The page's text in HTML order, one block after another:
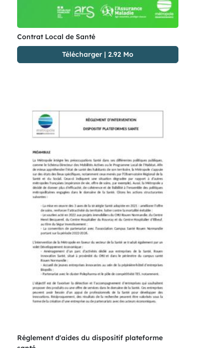
Contrat Local de Santé
Télécharger | 2.92 Mo
Réglement d'aides du dispositif plateforme